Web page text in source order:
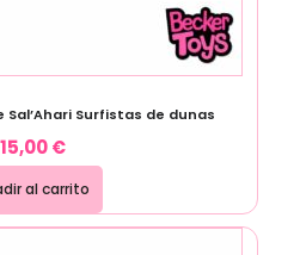
Sal’Ahari Surfistas de dunas
15,00€
al carrito